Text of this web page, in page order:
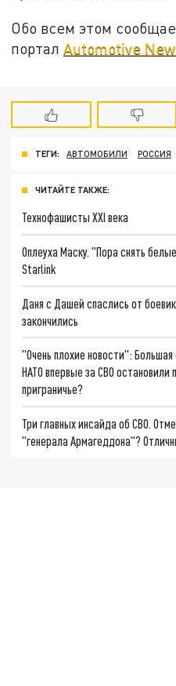
Обо всем этом
порталAutomotive
ТЕГИ: АВТОМОБИЛИ РОССИЯ
ЧИТАЙТЕ ТАКЖЕ:
Технофашисты XXI века
Оплеуха Маску. "Пора снять
Starlink
Даня с Дашей спаслись от
закончились
"Очень плохие новости":
НАТО впервые за СВО остановили
приграничье?
Три главных инсайда об СВО.
"генерала Армагеддона"?